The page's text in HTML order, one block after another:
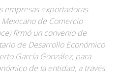
empresas exportadoras.
de Comercio
firmó un convenio de
de Desarrollo Económico
García González, para
de la entidad, a través